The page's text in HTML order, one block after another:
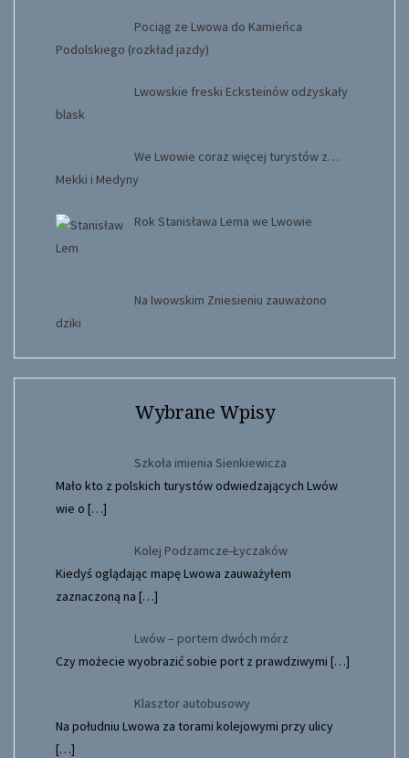
Pociąg ze Lwowa do Kamieńca
Podolskiego (rozkład jazdy)
Lwowskie freski Ecksteinów odzyskały
blask
We Lwowie coraz więcej turystów z…
Mekki i Medyny
Rok Stanisława Lema we Lwowie
Na lwowskim Zniesieniu zauważono
dziki
Wybrane Wpisy
Szkoła imienia Sienkiewicza
Mało kto z polskich turystów odwiedzających Lwów
wie o […]
Kolej Podzamcze-Łyczaków
Kiedyś oglądając mapę Lwowa zauważyłem
zaznaczoną na […]
Lwów – portem dwóch mórz
Czy możecie wyobrazić sobie port z prawdziwymi […]
Klasztor autobusowy
Na południu Lwowa za torami kolejowymi przy ulicy
[…]